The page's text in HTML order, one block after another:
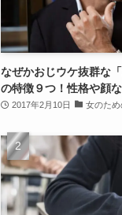
なぜかおじウケ抜群な
の特徴９つ！性格や顔
2017年2月10日 女のため